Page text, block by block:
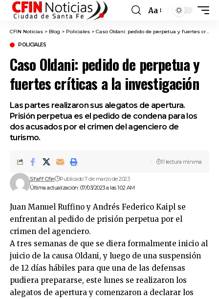
Font
Resizer
Aa
CFIN Noticias > Blog > Policiales > Caso Oldani: pedido de perpetua y fuertes críticas a la investigación
POLICIALES
Caso Oldani: pedido de perpetua y
fuertes críticas a la investigación
Las partes realizaron sus alegatos de apertura.
Prisión perpetua es el pedido de condena para los
dos acusados por el crimen del agenciero de
turismo.
Última actualización: 07/03/2023 a las 1:02 AM
Sfaff Cfin Publicado 7 de marzo de 2023
11 lectura mínima
Juan Manuel Ruffino y Andrés Federico Kaipl se
enfrentan al pedido de prisión perpetua por el
crimen del agenciero.
A tres semanas de que se diera formalmente inicio al
juicio de la causa Oldani, y luego de una suspensión
de 12 días hábiles para que una de las defensas
pudiera prepararse, este lunes se realizaron los
alegatos de apertura y comenzaron a declarar los